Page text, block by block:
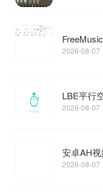
2026-08-07
2026-08-07
2026-08-07